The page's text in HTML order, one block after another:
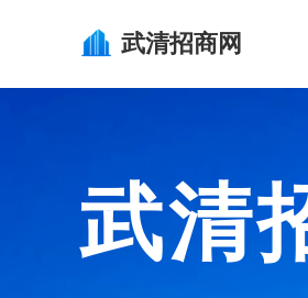
武清招商网
武清